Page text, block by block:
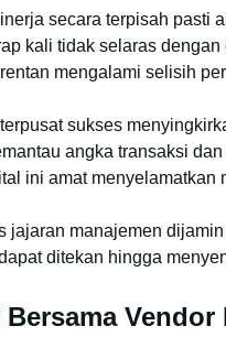
secara terpisah pasti
kali tidak selaras
mengalami selisih
sukses
angka transaksi
ini amat menyelamatkan
jajaran manajemen
ditekan hingga
Vendor